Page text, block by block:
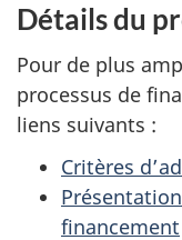
Détails du
Pour de plus
processus de
liens suivants :
Critères
financement